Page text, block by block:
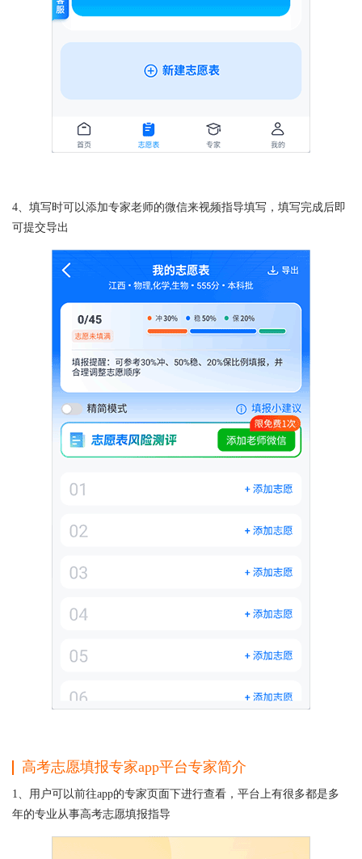
4、填写时可以添加专家老师的微信来视频指导填写，填写完成后即
可提交导出
高考志愿填报专家app平台专家简介
1、用户可以前往app的专家页面下进行查看，平台上有很多都是多
年的专业从事高考志愿填报指导